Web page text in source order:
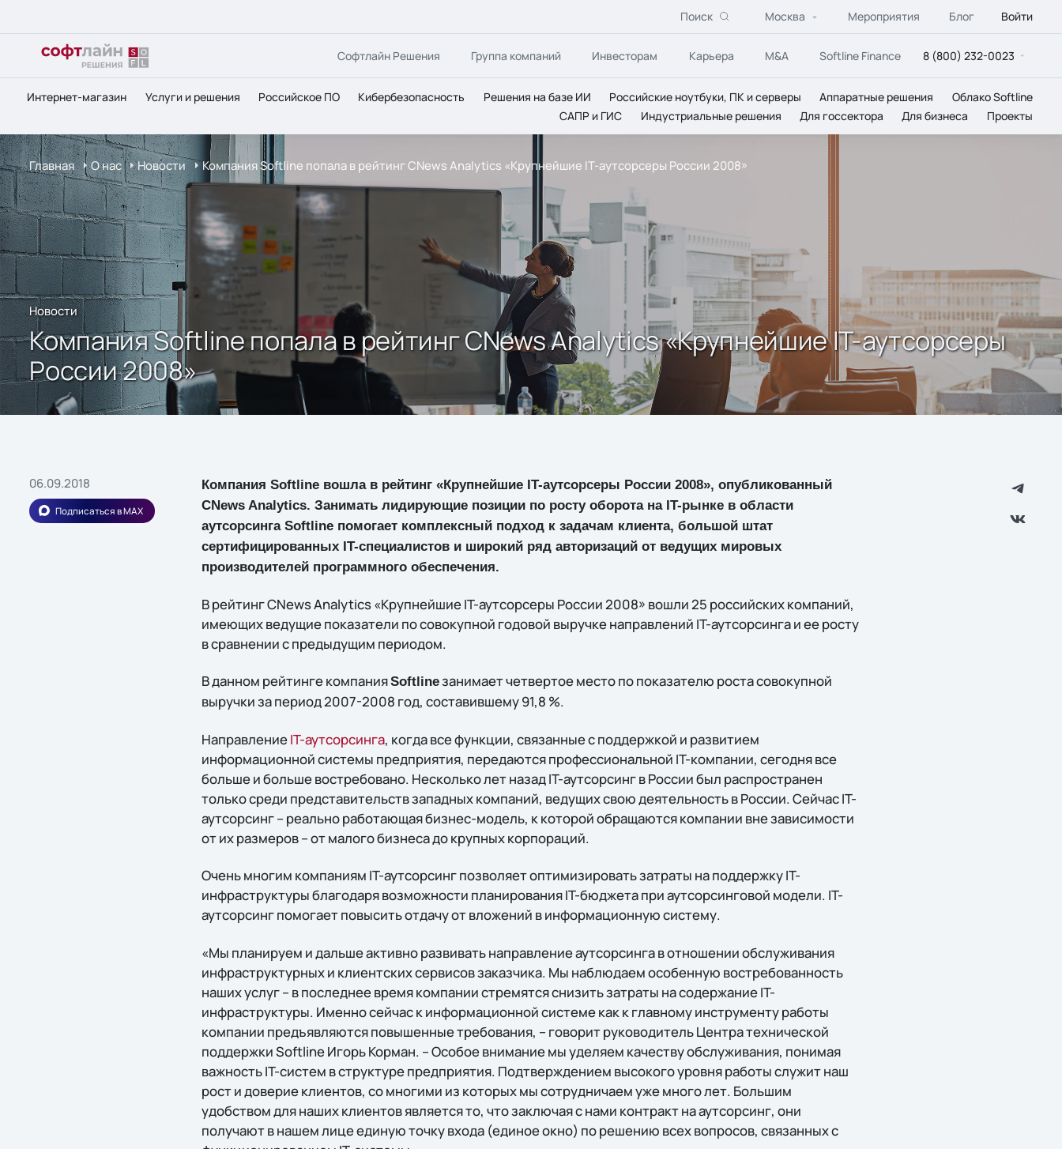
Поиск Москва Мероприятия Блог Войти
Софтлайн Решения Группа компаний Инвесторам Карьера M&A Softline Finance 8 (800) 232-0023
Интернет-магазин Услуги и решения Российское ПО Кибербезопасность Решения на базе ИИ Российские ноутбуки, ПК и серверы Аппаратные решения
Облако Softline
САПР и ГИС
Индустриальные решения Для госсектора Для бизнеса Проекты
Главная О нас Новости Компания Softline попала в рейтинг CNews Analytics «Крупнейшие IT-аутсорсеры России 2008»
Новости
Компания Softline попала в рейтинг CNews Analytics «Крупнейшие IT-аутсорсеры
России 2008»
06.09.2018
Подписаться в MAX
Компания Softline вошла в рейтинг «Крупнейшие IT-аутсорсеры России 2008», опубликованный
CNews Analytics. Занимать лидирующие позиции по росту оборота на IT-рынке в области
аутсорсинга Softline помогает комплексный подход к задачам клиента, большой штат
сертифицированных IT-специалистов и широкий ряд авторизаций от ведущих мировых
производителей программного обеспечения.
В рейтинг CNews Analytics «Крупнейшие IT-аутсорсеры России 2008» вошли 25 российских компаний,
имеющих ведущие показатели по совокупной годовой выручке направлений IT-аутсорсинга и ее росту
в сравнении с предыдущим периодом.
В данном рейтинге компанияSoftlineзанимает четвертое место по показателю роста совокупной
выручки за период 2007-2008 год, составившему 91,8 %.
НаправлениеIT-аутсорсинга, когда все функции, связанные с поддержкой и развитием
информационной системы предприятия, передаются профессиональной IT-компании, сегодня все
больше и больше востребовано. Несколько лет назад IT-аутсорсинг в России был распространен
только среди представительств западных компаний, ведущих свою деятельность в России. Сейчас IT-
аутсорсинг – реально работающая бизнес-модель, к которой обращаются компании вне зависимости
от их размеров – от малого бизнеса до крупных корпораций.
Очень многим компаниям IT-аутсорсинг позволяет оптимизировать затраты на поддержку IT-
инфраструктуры благодаря возможности планирования IT-бюджета при аутсорсинговой модели. IT-
аутсорсинг помогает повысить отдачу от вложений в информационную систему.
«Мы планируем и дальше активно развивать направление аутсорсинга в отношении обслуживания
инфраструктурных и клиентских сервисов заказчика. Мы наблюдаем особенную востребованность
наших услуг – в последнее время компании стремятся снизить затраты на содержание IT-
инфраструктуры. Именно сейчас к информационной системе как к главному инструменту работы
компании предъявляются повышенные требования, – говорит руководитель Центра технической
поддержки Softline Игорь Корман. – Особое внимание мы уделяем качеству обслуживания, понимая
важность IT-систем в структуре предприятия. Подтверждением высокого уровня работы служит наш
рост и доверие клиентов, со многими из которых мы сотрудничаем уже много лет. Большим
удобством для наших клиентов является то, что заключая с нами контракт на аутсорсинг, они
получают в нашем лице единую точку входа (единое окно) по решению всех вопросов, связанных с